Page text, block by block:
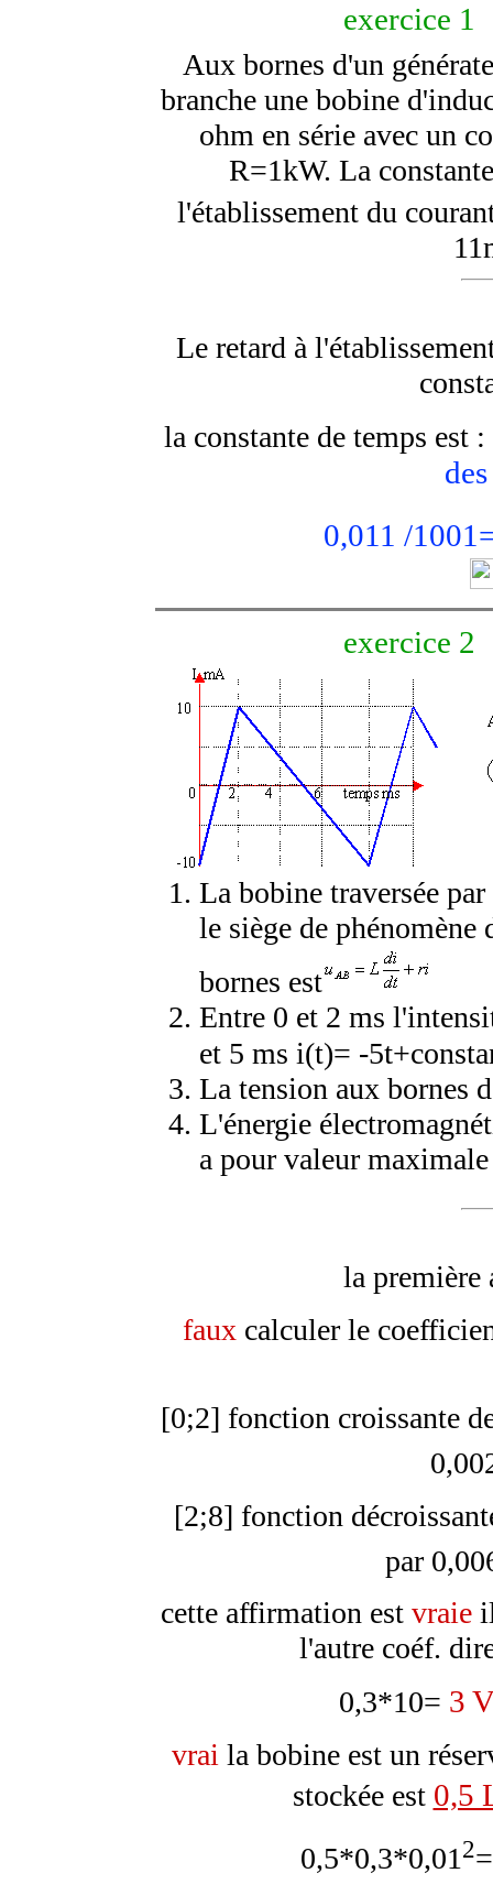
exercice 1
Aux bornes d'un
branche une bobine
ohm en série avec un
R=1kW. La
l'établissement du
11
Le retard à
la constante de temps est :
0,011 /
exercice 2
La bobine traversée
le siège de
bornes est
Entre 0 et 2 ms
et 5 ms i(t)= -5t
La tension aux bornes
L'énergie
a pour valeur
la
faux calculer le
[0;2] fonction croissante
[2;8] fonction
par
cette affirmation est vraie
l'autre coéf.
0,3*10= 3
vrai la bobine est un
stockée est 0,5
0,5*0,3*0,01 2=